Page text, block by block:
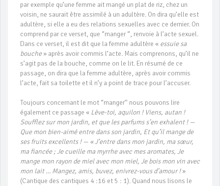
par exemple qu’une femme ait mangé un plat de riz, chez un
voisin, ne saurait être assimilé à un adultère. On dira qu’elle est
adultère, si elle a eu des relations sexuelles avec ce dernier. On
comprend par ce verset, que ‘’manger ‘’, renvoie à l’acte sexuel.
Dans ce verset, il est dit que la femme adultère « essuie sa
bouche» après avoir commis l’acte. Mais comprenons, qu’il ne
s’agit pas de la bouche, comme on le lit. En résumé de ce
passage, on dira que la femme adultère, après avoir commis
l’acte, fait sa toilette et il n’y a point de trace pour l’accuser.
Toujours concernant le mot ‘’manger’’ nous pouvons lire
également ce passage « Lève-toi, aquilon ! Viens, autan !
Soufflez sur mon jardin, et que les parfums s’en exhalent ! —
Que mon bien-aimé entre dans son jardin, Et qu’il mange de
ses fruits excellents ! — « J’entre dans mon jardin, ma sœur,
ma fiancée ; Je cueille ma myrrhe avec mes aromates, Je
mange mon rayon de miel avec mon miel, Je bois mon vin avec
mon lait … Mangez, amis, buvez, enivrez-vous d’amour !»
(Cantique des cantiques 4 :16 et 5 : 1). Quand nous lisons le